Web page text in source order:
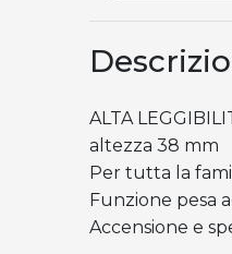
ALTA
altezza 38 mm
Per tutta la
Funzione pesa
Accensione e